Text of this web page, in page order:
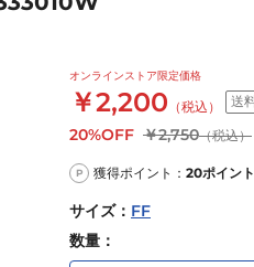
オンラインストア限定価格
￥2,200 （税込） 送
20%OFF ￥2,750（税込）
P 獲得ポイント： 20ポイント
サイズ： FF
数量：